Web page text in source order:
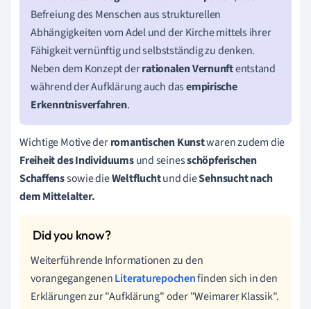
Befreiung des Menschen aus strukturellen
Abhängigkeiten vom Adel und der Kirche mittels ihrer
Fähigkeit vernünftig und selbstständig zu denken.
Neben dem Konzept derrationalen Vernunftentstand
während der Aufklärung auch dasempirische
Erkenntnisverfahren.
Wichtige Motive derromantischen Kunstwaren zudem die
Freiheit des Individuumsund seinesschöpferischen
Schaffenssowie dieWeltfluchtund dieSehnsucht nach
dem Mittelalter.
Weiterführende Informationen zu den
vorangegangenenLiteraturepochenfinden sich in den
Erklärungen zur "Aufklärung" oder "Weimarer Klassik".